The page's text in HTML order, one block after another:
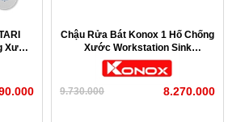
Xước,
Chậu Rửa Bát Konox 1 Hố Chống
Xước Workstation Sink
KN8751TS Dekor
9.730.000 8.270.000